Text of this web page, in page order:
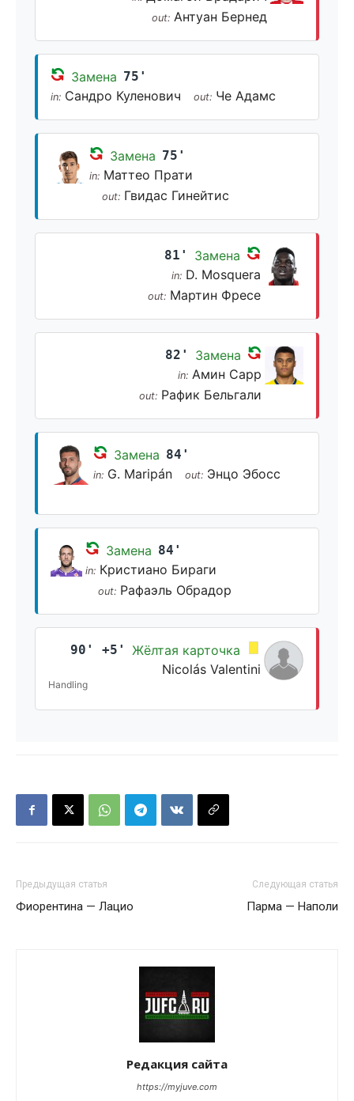
out: Антуан Бернед
Замена 75'
in: Сандро Куленович out: Че Адамс
Замена 75'
in: Маттео Прати
out: Гвидас Гинейтис
81' Замена
in: D. Mosquera
out: Мартин Фресе
82' Замена
in: Амин Сарр
out: Рафик Бельгали
Замена 84'
in: G. Maripán out: Энцо Эбосс
Замена 84'
in: Кристиано Бираги
out: Рафаэль Обрадор
90' +5'
Жёлтая карточка
Nicolás Valentini
Handling
Предыдущая статья
Фиорентина — Лацио
Следующая статья
Парма — Наполи
Редакция сайта
https://myjuve.com